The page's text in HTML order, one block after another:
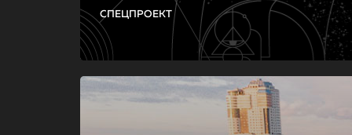
СПЕЦПРОЕКТ